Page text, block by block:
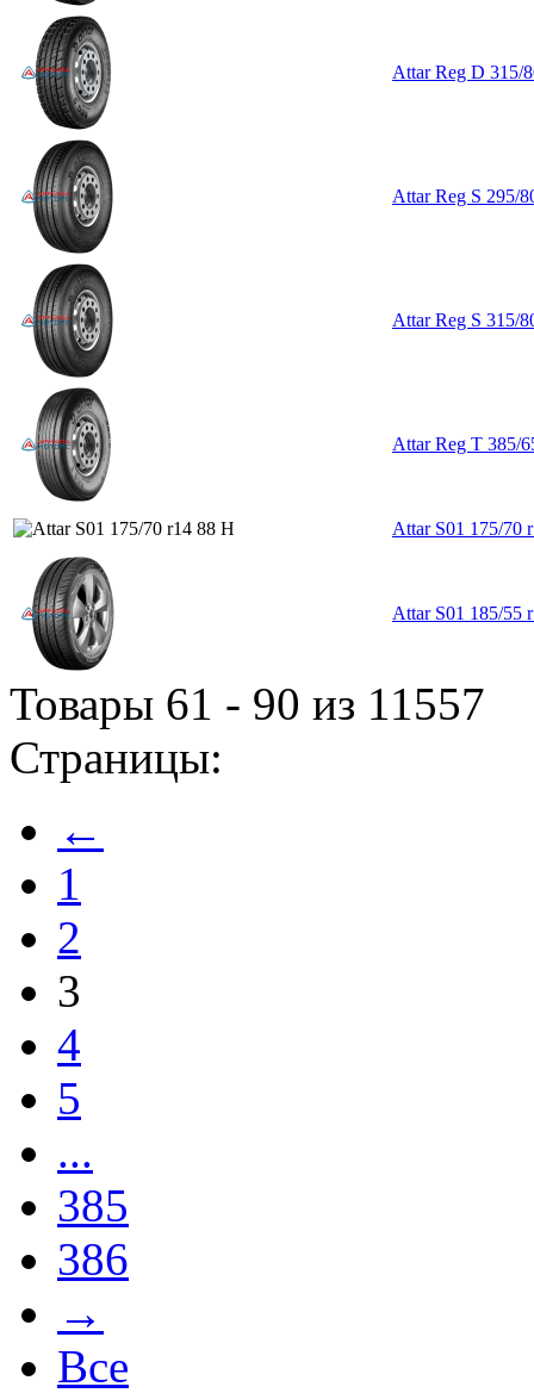
Attar Reg D 315/
Attar Reg S 295/
Attar Reg S 315/
Attar Reg T 385/
Attar S01 175/70
Attar S01 185/55
Товары 61 - 90 из 11557
Страницы:
←
1
2
3
4
5
...
385
386
→
Все